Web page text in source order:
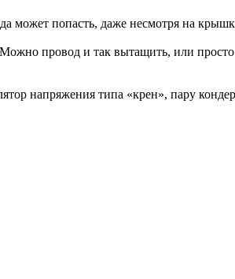
может попасть, даже несмотря на
провод и так вытащить, или
напряжения типа «крен», пару